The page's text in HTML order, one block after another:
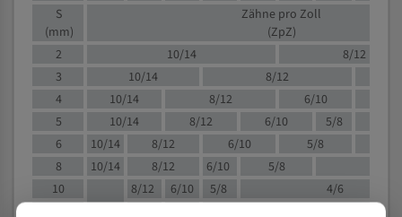
S
(mm)
Zähne pro Zoll
(ZpZ)
2
10/14
8/12
3
10/14 8/12
4
10/14 8/12 6/10
5
10/14 8/12 6/10
5/8
6
10/14 8/12 6/10
5/8
8
10/14 8/12 6/10 5/8
10
8/12 6/10 5/8
4/6